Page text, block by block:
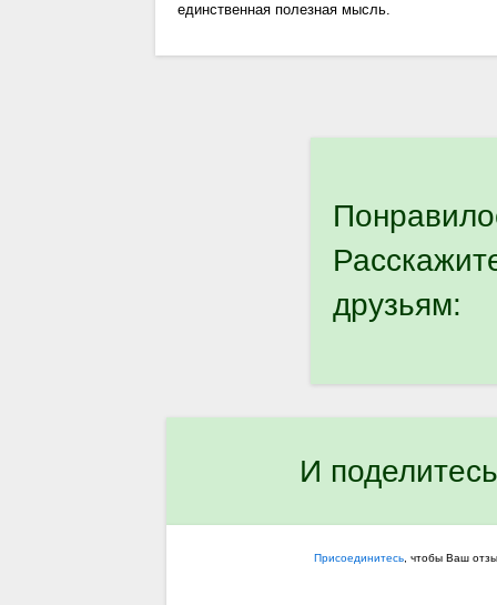
единственная полезная мысль.
друзьям:
И
Присоединитесь , чтобы Ваш